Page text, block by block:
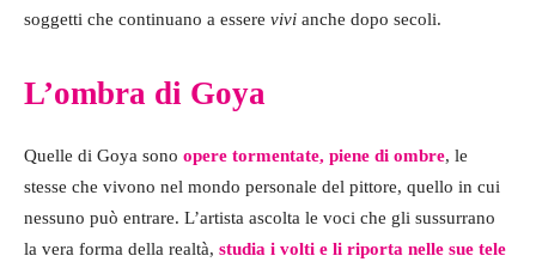
soggetti che continuano a essere vivi anche dopo secoli.
L’ombra di Goya
Quelle di Goya sono opere tormentate, piene di ombre, le
stesse che vivono nel mondo personale del pittore, quello in cui
nessuno può entrare. L’artista ascolta le voci che gli sussurrano
la vera forma della realtà, studia i volti e li riporta nelle sue tele